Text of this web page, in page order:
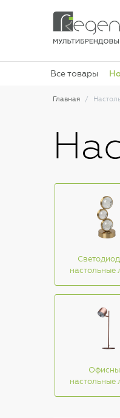
Все товары
Главная
настольные
настольные